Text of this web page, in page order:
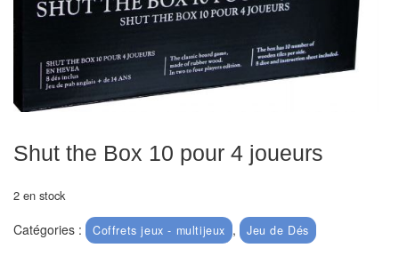
Echiquiers
Pièces
Ecoles
clubs
Echiquiers
muraux/Plein
air
Shut the Box 10 pour 4 joueurs
2 en stock
Catégories : Coffrets jeux - multijeux , Jeu de Dés